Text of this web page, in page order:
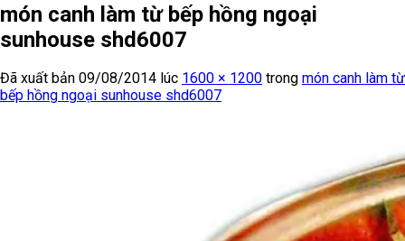
món canh làm từ bếp hồng ngoại
sunhouse shd6007
Đã xuất bản 09/08/2014 lúc 1600 × 1200 trong món canh làm từ
bếp hồng ngoại sunhouse shd6007